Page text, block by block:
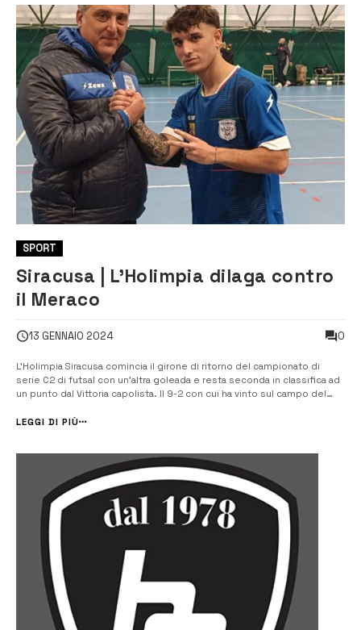
SPORT
Siracusa | L’Holimpia dilaga contro
il Meraco
13 GENNAIO 2024 0
L’Holimpia Siracusa comincia il girone di ritorno del campionato di
serie C2 di futsal con un’altra goleada e resta seconda in classifica ad
un punto dal Vittoria capolista. Il 9-2 con cui ha vinto sul campo del
unico. Pronti via e Pasqua sblocca il […]
LEGGI DI PIÙ